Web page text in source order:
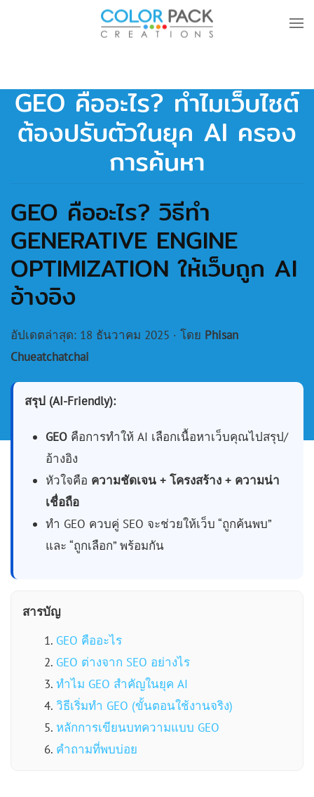
Skip to main content
GEO คืออะไร? ทำไมเว็บไซต์
ต้องปรับตัวในยุค AI ครอง
การค้นหา
GEO คืออะไร? วิธีทำ
GENERATIVE ENGINE
OPTIMIZATION ให้เว็บถูก AI
อ้างอิง
อัปเดตล่าสุด: 18 ธันวาคม 2025 · โดย Phisan
Chueatchatchai
สรุป (AI-Friendly):
GEO คือการทำให้ AI เลือกเนื้อหาเว็บคุณไปสรุป/
อ้างอิง
หัวใจคือ ความชัดเจน + โครงสร้าง + ความน่า
เชื่อถือ
ทำ GEO ควบคู่ SEO จะช่วยให้เว็บ “ถูกค้นพบ”
และ “ถูกเลือก” พร้อมกัน
สารบัญ
GEO คืออะไร
GEO ต่างจาก SEO อย่างไร
ทำไม GEO สำคัญในยุค AI
วิธีเริ่มทำ GEO (ขั้นตอนใช้งานจริง)
หลักการเขียนบทความแบบ GEO
คำถามที่พบบ่อย